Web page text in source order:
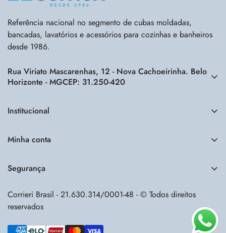
Referência nacional no segmento de cubas moldadas,
bancadas, lavatórios e acessórios para cozinhas e banheiros
desde 1986.
Rua Viriato Mascarenhas, 12 - Nova Cachoeirinha. Belo
Horizonte - MGCEP: 31.250-420
Horizonte - MG
Institucional
Perguntas frequentes
Política de entrega
Política de privacidade
Minha conta
Meu carrinho
Precisa de ajuda?
Fale conosco
Segurança
Corrieri Brasil - 21.630.314/0001-48 - © Todos direitos
reservados